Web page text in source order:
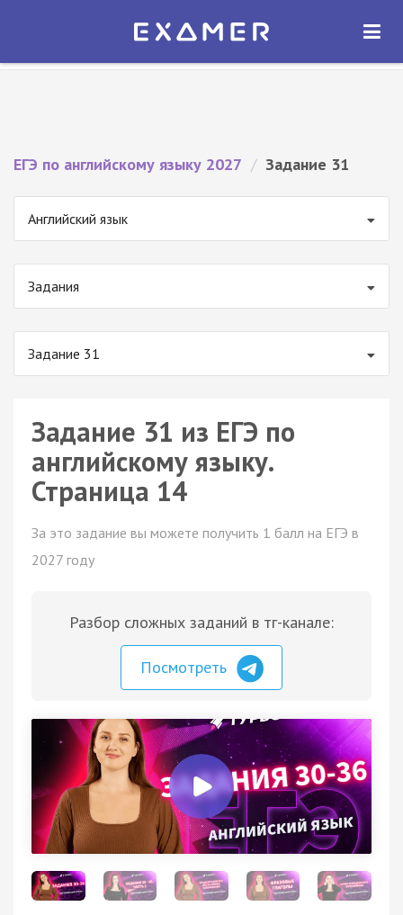
Экзамер — ЕГЭ 2027
ОТКРЫТЬ
ЕГЭ по английскому языку 2027 / Задание 31
Английский язык
Задания
Задание 31
Задание 31 из ЕГЭ по
английскому языку.
Страница 14
За это задание вы можете получить 1 балл на ЕГЭ в
2027 году
Разбор сложных заданий в тг-канале:
Посмотреть